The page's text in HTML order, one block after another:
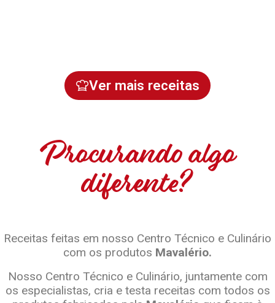
Ver mais receitas
Procurando algo
diferente?
Receitas feitas em nosso Centro Técnico e Culinário
com os produtos Mavalério.
Nosso Centro Técnico e Culinário, juntamente com
os especialistas, cria e testa receitas com todos os